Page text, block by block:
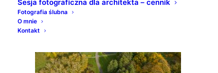
Sesja fotograficzna dla architekta – cennik
Fotografia ślubna
O mnie
Kontakt